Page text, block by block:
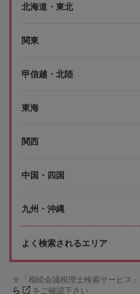
北海道・東北
関東
甲信越・北陸
東海
関西
中国・四国
九州・沖縄
よく検索されるエリア
「相続会議税理士検索サービス
ら
をご確認下さい